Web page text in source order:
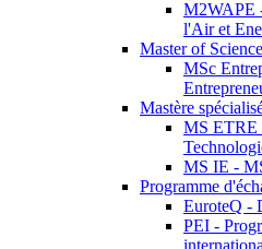
M2WAPE
l'Air et
Master of
MSc
Mastère
MS ETRE
MS IE -
Programme
EuroteQ -
PEI -